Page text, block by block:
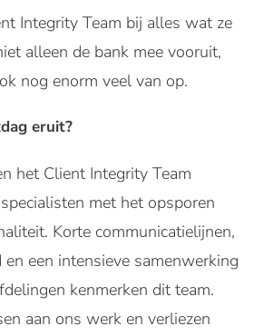
Integrity Team bij alles wat ze
alleen de bank mee vooruit,
nog enorm veel van op.
eruit?
het Client Integrity Team
met het opsporen
Korte communicatielijnen,
een intensieve samenwerking
kenmerken dit team.
aan ons werk en verliezen